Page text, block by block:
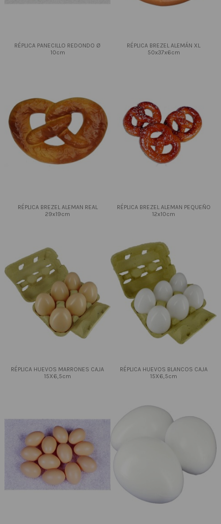
RÉPLICA PANECILLO REDONDO Ø
10cm
RÉPLICA BREZEL ALEMÁN XL
50x37x6cm
RÉPLICA BREZEL ALEMAN REAL
29x19cm
RÉPLICA BREZEL ALEMAN PEQUEÑO
12x10cm
RÉPLICA HUEVOS MARRONES CAJA
15X6,5cm
RÉPLICA HUEVOS BLANCOS CAJA
15X6,5cm